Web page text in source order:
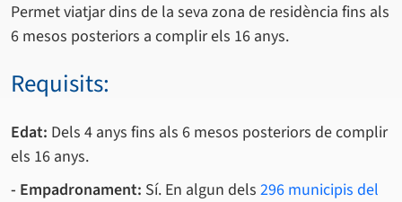
Permet viatjar dins de la seva zona de residència fins als
6 mesos posteriors a complir els 16 anys.
Requisits:
Edat: Dels 4 anys fins als 6 mesos posteriors de complir
els 16 anys.
- Empadronament: Sí. En algun dels 296 municipis del